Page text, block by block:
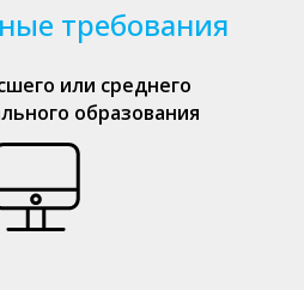
требования
или среднего
образования